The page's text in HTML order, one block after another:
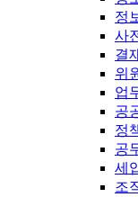
정
사
결
위
업
공
정
공
세
조